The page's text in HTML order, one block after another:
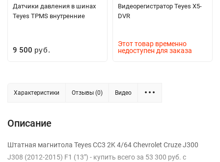
Датчики давления в шинах
Teyes TPMS внутренние
9 500 руб.
Видеорегистратор Teyes X5-
DVR
Этот товар временно
недоступен для заказа
Характеристики Отзывы (0) Видео
Описание
Штатная магнитола Teyes CC3 2K 4/64 Chevrolet Cruze J300
J308 (2012-2015) F1 (13") - купить всего за 53 300 руб. с